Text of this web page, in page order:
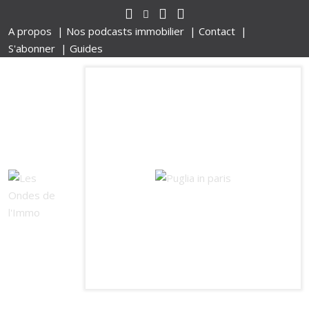
A propos | Nos podcasts immobilier | Contact |
S'abonner | Guides